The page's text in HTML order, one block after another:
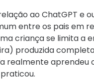
ao ChatGPT e
entre os pais em
criança se limita a
produzida
realmente aprendeu